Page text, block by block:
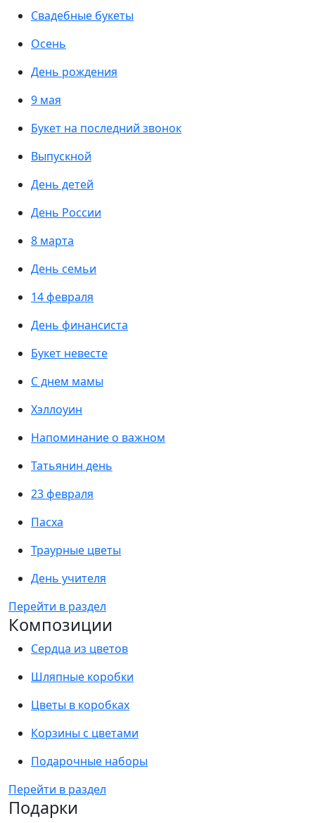
Свадебные букеты
Осень
День рождения
9 мая
Букет на последний звонок
Выпускной
День детей
День России
8 марта
День семьи
14 февраля
День финансиста
Букет невесте
С днем мамы
Хэллоуин
Напоминание о важном
Татьянин день
23 февраля
Пасха
Траурные цветы
День учителя
Перейти в раздел
Композиции
Сердца из цветов
Шляпные коробки
Цветы в коробках
Корзины с цветами
Подарочные наборы
Перейти в раздел
Подарки